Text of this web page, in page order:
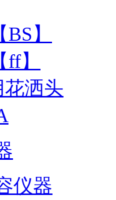
】
】
花洒头
仪器